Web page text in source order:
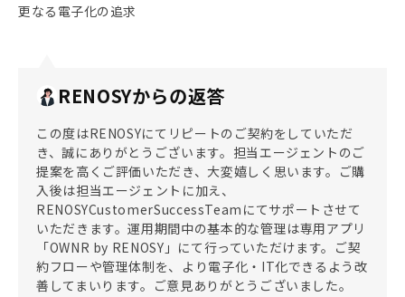
更なる電子化の追求
RENOSYからの返答
この度はRENOSYにてリピートのご契約をしていただ
き、誠にありがとうございます。担当エージェントのご
提案を高くご評価いただき、大変嬉しく思います。ご購
入後は担当エージェントに加え、
RENOSYCustomerSuccessTeamにてサポートさせて
いただきます。運用期間中の基本的な管理は専用アプリ
「OWNR by RENOSY」にて行っていただけます。ご契
約フローや管理体制を、より電子化・IT化できるよう改
善してまいります。ご意見ありがとうございました。